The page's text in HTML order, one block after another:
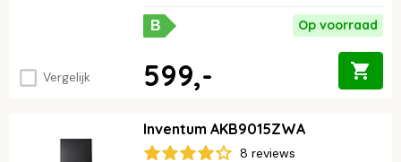
Vergelijk
B Op voorraad
599,-
Inventum AKB9015ZWA
8 reviews